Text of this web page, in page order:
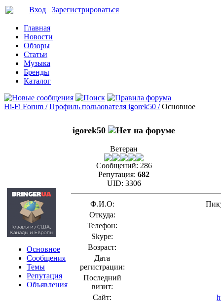
Вход Зарегистрироваться
Главная
Новости
Обзоры
Статьи
Музыка
Бренды
Каталог
Hi-Fi Forum / Профиль пользователя igorek50 / Основное
Основное
Сообщения
Темы
Репутация
Объявления
igorek50
Ветеран
Сообщений: 286
Репутация: 682
UID: 3306
Ф.И.О:
Откуда:
Телефон:
Skype:
Возраст:
Дата
регистрации:
Последний
визит:
Сайт: